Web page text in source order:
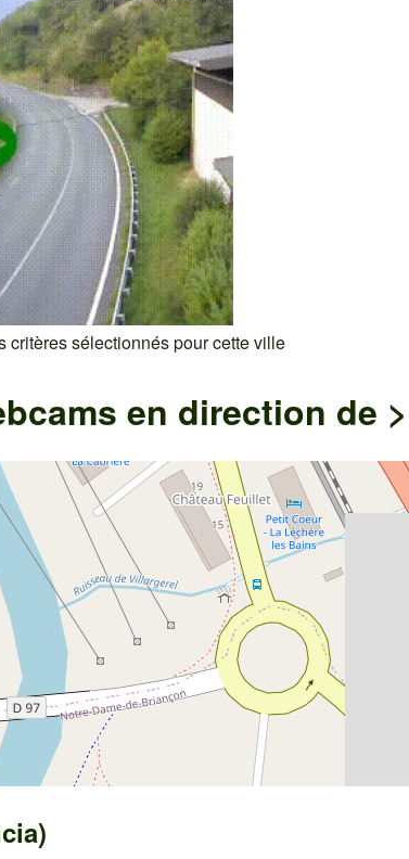
critères sélectionnés pour cette ville
en direction de >